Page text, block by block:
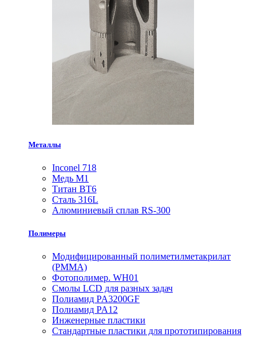
Металлы
Inconel 718
Медь М1
Титан ВТ6
Сталь 316L
Алюминиевый сплав RS-300
Полимеры
Модифицированный полиметилметакрилат
(PMMA)
Фотополимер. WH01
Смолы LCD для разных задач
Полиамид PA3200GF
Полиамид PA12
Инженерные пластики
Стандартные пластики для прототипирования